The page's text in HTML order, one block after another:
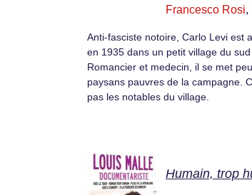
Francesco Rosi,
Anti-fasciste notoire, Carlo Levi est
en 1935 dans un petit village du sud
Romancier et medecin, il se met
paysans pauvres de la campagne.
pas les notables du village.
Humain, trop